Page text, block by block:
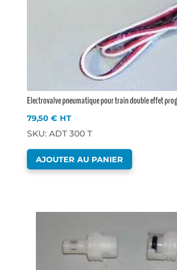
Electrovalve pneumatique pour train double effet
79,50€ HT
SKU: ADT 300 T
AJOUTER AU PANIER